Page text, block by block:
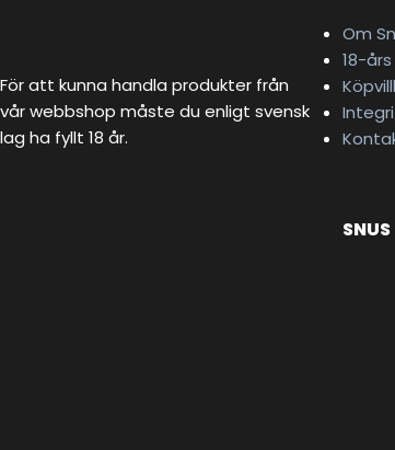
För att kunna handla produkter från
vår webbshop måste du enligt svensk
lag ha fyllt 18 år.
Om
18-